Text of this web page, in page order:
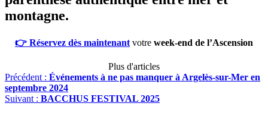
montagne.
👉 Réservez dès maintenant votre week-end de l’Ascension
Plus d'articles
Précédent : Événements à ne pas manquer à Argelès-sur-Mer en
septembre 2024
Suivant : BACCHUS FESTIVAL 2025